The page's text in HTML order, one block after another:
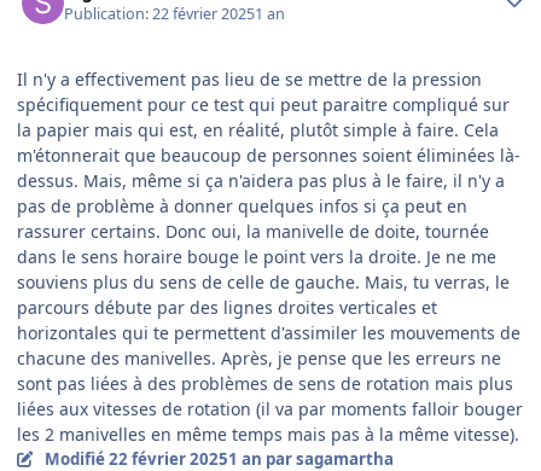
Publication:22 février 20251 an
Il n'y a effectivement pas lieu de se mettre de la pression
spécifiquement pour ce test qui peut paraitre compliqué sur
la papier mais qui est, en réalité, plutôt simple à faire. Cela
m'étonnerait que beaucoup de personnes soient éliminées là-
dessus. Mais, même si ça n'aidera pas plus à le faire, il n'y a
pas de problème à donner quelques infos si ça peut en
rassurer certains. Donc oui, la manivelle de doite, tournée
dans le sens horaire bouge le point vers la droite. Je ne me
souviens plus du sens de celle de gauche. Mais, tu verras, le
parcours débute par des lignes droites verticales et
horizontales qui te permettent d'assimiler les mouvements de
chacune des manivelles. Après, je pense que les erreurs ne
sont pas liées à des problèmes de sens de rotation mais plus
liées aux vitesses de rotation (il va par moments falloir bouger
les 2 manivelles en même temps mais pas à la même vitesse).
Modifié22 février 20251 an par sagamartha